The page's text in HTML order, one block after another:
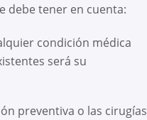
debe tener en cuenta:
condición médica
será su
preventiva o las cirugías